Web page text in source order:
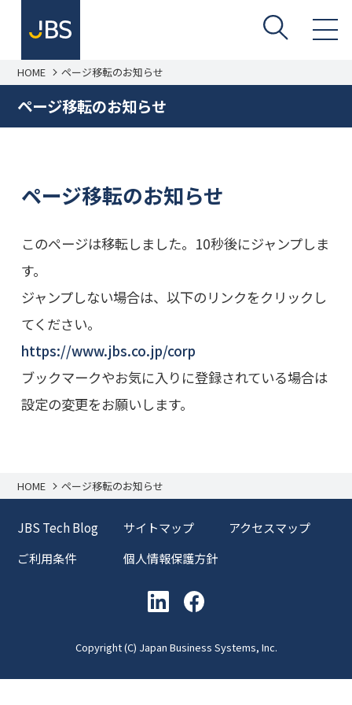
HOME ページ移転のお知らせ
ページ移転のお知らせ
ページ移転のお知らせ
このページは移転しました。10秒後にジャンプしま
す。
ジャンプしない場合は、以下のリンクをクリックし
てください。
https://www.jbs.co.jp/corp
ブックマークやお気に入りに登録されている場合は
設定の変更をお願いします。
HOME ページ移転のお知らせ
JBS Tech Blog サイトマップ
アクセスマップ
ご利用条件
個人情報保護方針
Copyright (C) Japan Business Systems, Inc.